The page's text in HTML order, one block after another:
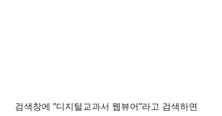
검색창에 ”디지털교과서 웹뷰어”라고 검색하면